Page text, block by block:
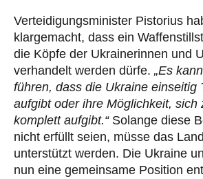
Verteidigungsminister Pistorius
klargemacht, dass ein
die Köpfe der Ukrainerinnen und
verhandelt werden dürfe. „Es
führen, dass die Ukraine einseitig
aufgibt oder ihre Möglichkeit, sich
komplett aufgibt.“Solange diese
nicht erfüllt seien, müsse das
unterstützt werden. Die Ukraine
nun eine gemeinsame Position